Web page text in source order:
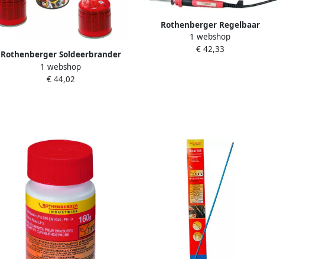
Rothenberger Soldeerbrander
met 4x C200 Super Gas
1000000982
1 webshop
€ 44,02
Rothenberger Regelbaar
soldeerstation 230V-48W
1500003258
1 webshop
€ 42,33